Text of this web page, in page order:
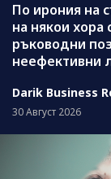
По ирония на
на някои хора
ръководни
неефективни
Darik Business
30 Август 2026